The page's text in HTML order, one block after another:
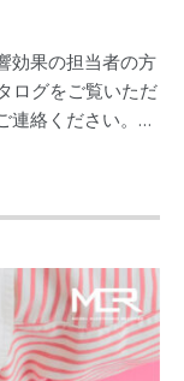
効果の担当者の方
ログをご覧いただ
連絡ください。…